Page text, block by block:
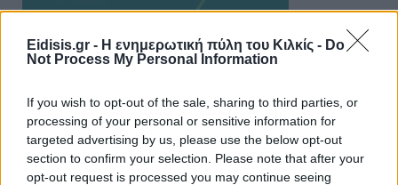
Eidisis.gr - Η ενημερωτική πύλη του Κιλκίς - Do
Not Process My Personal Information
If you wish to opt-out of the sale, sharing to third parties, or
processing of your personal or sensitive information for
targeted advertising by us, please use the below opt-out
section to confirm your selection. Please note that after your
opt-out request is processed you may continue seeing
ΑΠΟΨΕΙΣ